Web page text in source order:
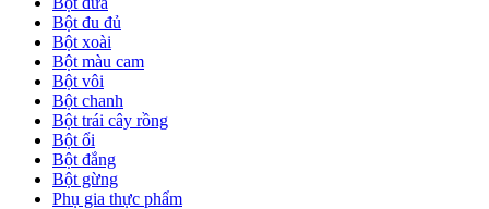
Bột đu đủ
Bột xoài
Bột màu cam
Bột vôi
Bột chanh
Bột trái cây rồng
Bột ổi
Bột đắng
Bột gừng
Phụ gia thực phẩm